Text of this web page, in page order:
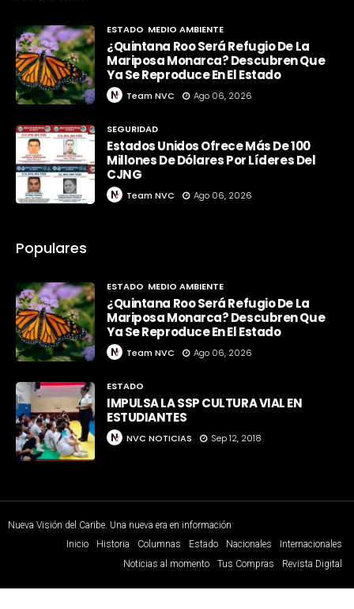
ESTADO MEDIO AMBIENTE
¿Quintana Roo Será Refugio De La
Mariposa Monarca? Descubren Que
Ya Se Reproduce En El Estado
Team NVC Ago 06, 2026
SEGURIDAD
Estados Unidos Ofrece Más De 100
Millones De Dólares Por Líderes Del
CJNG
Team NVC Ago 06, 2026
Populares
ESTADO MEDIO AMBIENTE
¿Quintana Roo Será Refugio De La
Mariposa Monarca? Descubren Que
Ya Se Reproduce En El Estado
Team NVC Ago 06, 2026
ESTADO
IMPULSA LA SSP CULTURA VIAL EN
ESTUDIANTES
NVC NOTICIAS Sep 12, 2018
Nueva Visión del Caribe. Una nueva era en información
Inicio
Historia Columnas Estado Nacionales
Internacionales
Noticias al momento
Tus Compras Revista Digital